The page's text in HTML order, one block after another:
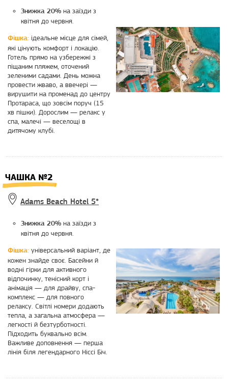
Знижка 20% на заїзди з
квітня до червня.
Фішка: ідеальне місце для сімей,
які цінують комфорт і локацію.
Готель прямо на узбережжі з
піщаним пляжем, оточений
зеленими садами. День можна
провести жваво, а ввечері —
вирушити на променад до центру
Протараса, що зовсім поруч (15
хв пішки). Дорослим — релакс у
спа, малечі — веселощі в
дитячому клубі.
ЧАШКА №2
Adams Beach Hotel 5*
Знижка 20% на заїзди з
квітня до червня.
Фішка: універсальний варіант, де
кожен знайде своє. Басейни й
водні гірки для активного
відпочинку, тенісний корт і
анімація — для драйву, спа-
комплекс — для повного
релаксу. Світлі номери додають
тепла, а загальна атмосфера —
легкості й безтурботності.
Підходить буквально всім.
Важливе доповнення — перша
лінія біля легендарного Ніссі Біч.